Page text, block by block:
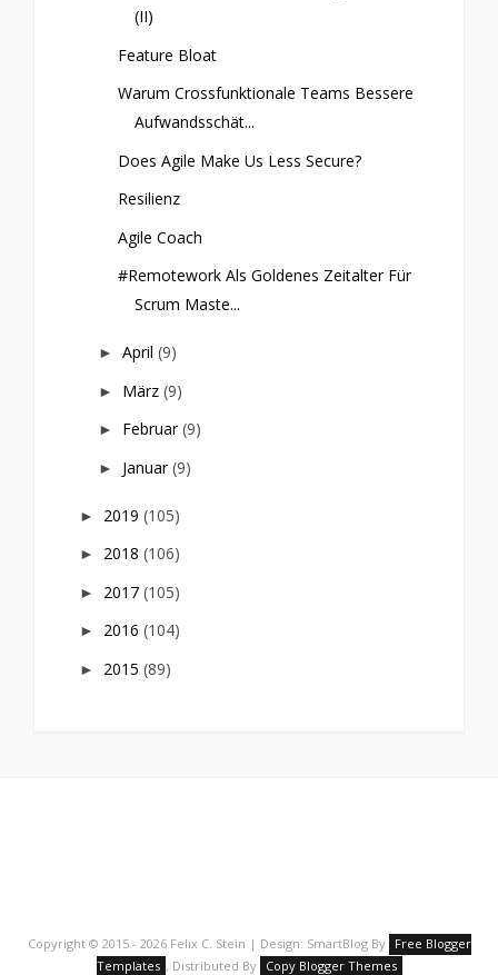
(II)
Feature Bloat
Warum Crossfunktionale Teams Bessere
Aufwandsschät...
Does Agile Make Us Less Secure?
Resilienz
Agile Coach
#Remotework Als Goldenes Zeitalter Für
Scrum Maste...
► April (9)
► März (9)
► Februar(9)
► Januar(9)
► 2019 (105)
► 2018 (106)
► 2017 (105)
► 2016 (104)
► 2015 (89)
Copyright © 2015 - 2026 Felix C. Stein | Design: SmartBlog By Free Blogger
Templates , Distributed By Copy Blogger Themes